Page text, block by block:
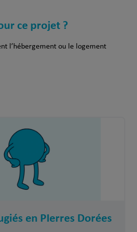
ce projet ?
l’hébergement ou le logement
en PIerres Dorées